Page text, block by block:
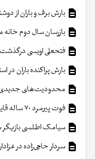
بارش برف و باران از
بازرسان سال دوم
فتحعلی اویسی
بارش پراکنده باران در
محدودیت‌های جدیدی
فوت پیرمرد ۷۰ ساله قایمشهری بر اثر برخورد با قطار
سیامک اطلسی بازیگر
سردار حاجی‌زاده در